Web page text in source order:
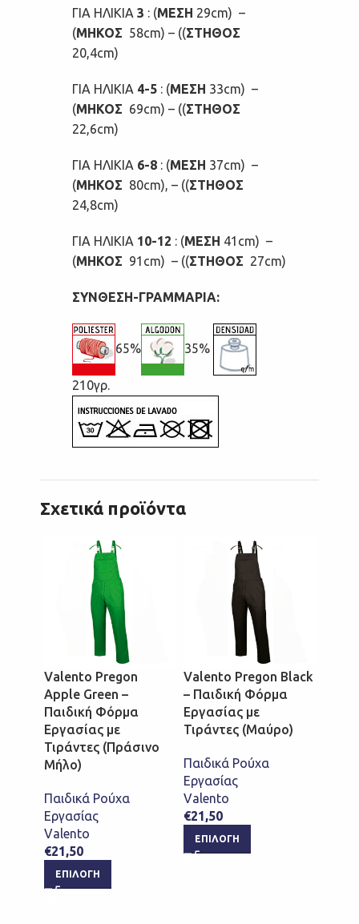
ΓΙΑ ΗΛΙΚΙΑ 3 : (ΜΕΣΗ 29cm) –
(ΜΗΚΟΣ 58cm) – ((ΣΤΗΘΟΣ
20,4cm)
ΓΙΑ ΗΛΙΚΙΑ 4-5 : (ΜΕΣΗ 33cm) –
(ΜΗΚΟΣ 69cm) – ((ΣΤΗΘΟΣ
22,6cm)
ΓΙΑ ΗΛΙΚΙΑ 6-8 : (ΜΕΣΗ 37cm) –
(ΜΗΚΟΣ 80cm), – ((ΣΤΗΘΟΣ
24,8cm)
ΓΙΑ ΗΛΙΚΙΑ 10-12 : (ΜΕΣΗ 41cm) –
(ΜΗΚΟΣ 91cm) – ((ΣΤΗΘΟΣ 27cm)
ΣΥΝΘΕΣΗ-ΓΡΑΜΜΑΡΙΑ:
65% 35%
210γρ.
Σχετικά προϊόντα
Valento Pregon
Apple Green –
Παιδική Φόρμα
Εργασίας με
Τιράντες (Πράσινο
Μήλο)
Παιδικά Ρούχα
Εργασίας
Valento
€21,50
ΕΠΙΛΟΓΉ
Valento Pregon Black
– Παιδική Φόρμα
Εργασίας με
Τιράντες (Μαύρο)
Παιδικά Ρούχα
Εργασίας
Valento
€21,50
ΕΠΙΛΟΓΉ